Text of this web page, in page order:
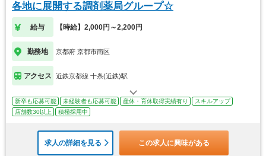
各地に展開する調剤薬局グループ☆
給与 【時給】2,000円～2,200円
勤務地 京都府 京都市南区
アクセス 近鉄京都線 十条(近鉄)駅
新卒も応募可能 未経験者も応募可能 産休・育休取得実績有り
スキルアップ
店舗数30以上
積極採用中
求人の詳細を見る この求人に興味がある